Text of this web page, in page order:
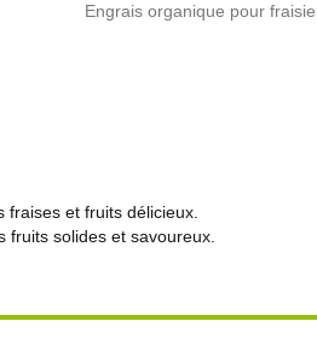
Engrais organique pour
et fruits délicieux.
fruits solides et savoureux.